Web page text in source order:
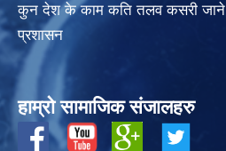
कुन देश के काम कति तलव कसरी जाने
प्रशासन
हाम्रो सामाजिक संजालहरु